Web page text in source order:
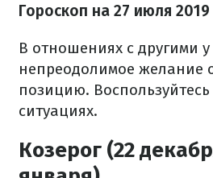
Гороскоп на 27 июля
В отношениях с другими у
непреодолимое желание
позицию.
ситуациях.
Козерог (22